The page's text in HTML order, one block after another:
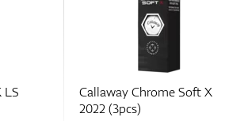
Callaway Supersoft (2025)
Golf Balls (3pcs)